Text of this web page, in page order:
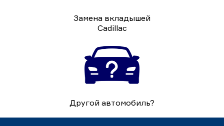
Замена вкладышей
Cadillac
Другой автомобиль?